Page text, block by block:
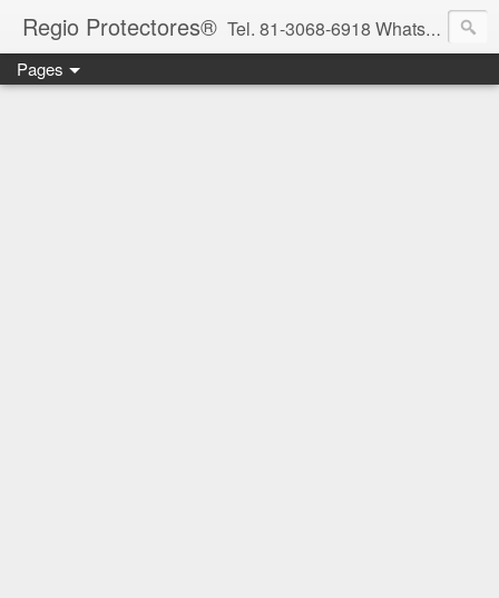
Regio Protectores® Tel. 81-3068-6918 WhatsApp 81-2636-2823 / 33-1145-3780 cotizacionregioprotectores@gmail.com / regioprotectores@gmail.com https://www.facebook.com/RegioProtectores/
Pages